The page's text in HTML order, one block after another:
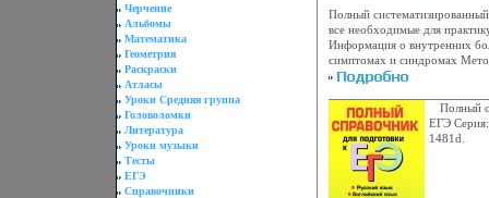
Черчение
Альбомы
Математика
Геометрия
Раскраски
Атласы
Уроки Средняя группа
Головоломки
Литература
Уроки музыки
Тесты
ЕГЭ
Справочники
Полный
все необходимые для
Информация о внутренних
симптомах и синдромах
лабораторного иаьвуг
здравоохранения Авторы
Бережнова.
Полный
ЕГЭ
1481d.